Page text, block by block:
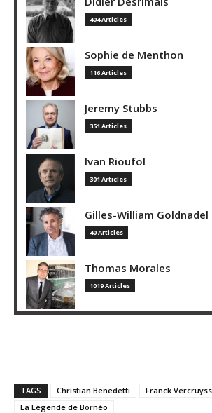
404 Articles
Sophie de Menthon
116 Articles
Jeremy Stubbs
351 Articles
Ivan Rioufol
301 Articles
Gilles-William Goldnadel
40 Articles
Thomas Morales
1019 Articles
TAGS Christian Benedetti
Franck
La Légende de Bornéo